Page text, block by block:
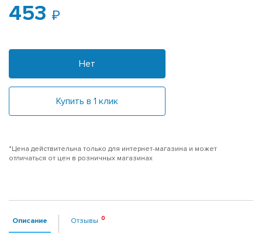
453
Нет
Купить в 1 клик
*Цена действительна только для интернет-магазина и может
отличаться от цен в розничных магазинах
Описание Отзывы